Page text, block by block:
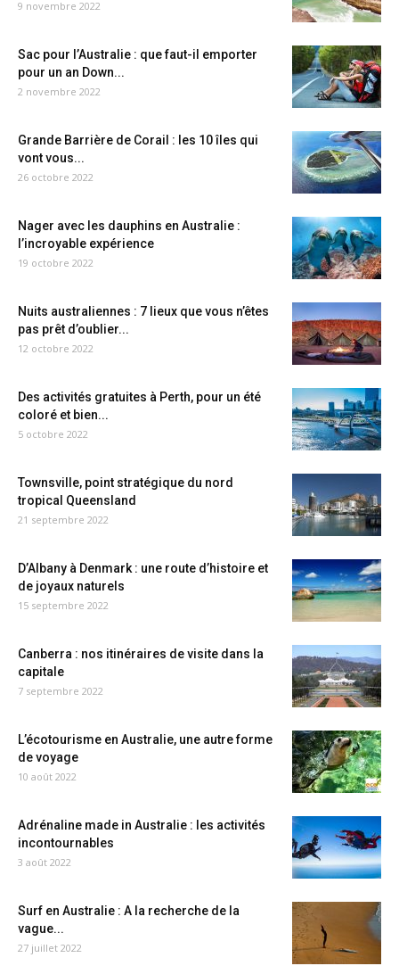
9 novembre 2022
Sac pour l’Australie : que faut-il emporter
pour un an Down...
2 novembre 2022
Grande Barrière de Corail : les 10 îles qui
vont vous...
26 octobre 2022
Nager avec les dauphins en Australie :
l’incroyable expérience
19 octobre 2022
Nuits australiennes : 7 lieux que vous n’êtes
pas prêt d’oublier...
12 octobre 2022
Des activités gratuites à Perth, pour un été
coloré et bien...
5 octobre 2022
Townsville, point stratégique du nord
tropical Queensland
21 septembre 2022
D’Albany à Denmark : une route d’histoire et
de joyaux naturels
15 septembre 2022
Canberra : nos itinéraires de visite dans la
capitale
7 septembre 2022
L’écotourisme en Australie, une autre forme
de voyage
10 août 2022
Adrénaline made in Australie : les activités
incontournables
3 août 2022
Surf en Australie : A la recherche de la
vague...
27 juillet 2022